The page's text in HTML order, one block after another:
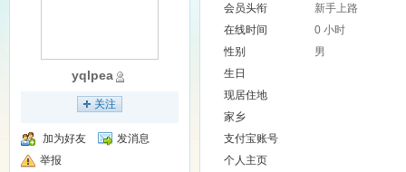
yqlpea
关注
加为好友
发消息
举报
会员头衔
新手上路
在线时间
0 小时
性别
男
生日
现居住地
家乡
支付宝账号
个人主页